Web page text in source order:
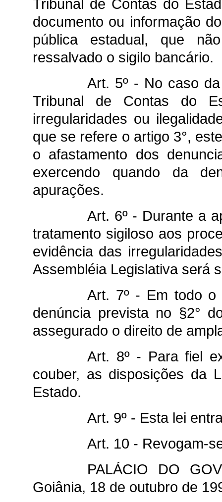
Tribunal de Contas do
documento ou informação
pública estadual, que
ressalvado o sigilo bancário.
Art. 5º - No caso
Tribunal de Contas do
irregularidades ou
que se refere o artigo 3°,
o afastamento dos
exercendo quando da
apurações.
Art. 6º - Durante a
tratamento sigiloso aos
evidência das
Assembléia Legislativa será
Art. 7º - Em todo o
denúncia prevista no §2°
assegurado o direito de
Art. 8º - Para fiel
couber, as disposições da
Estado.
Art. 9º - Esta lei
Art. 10 - Revogam-
PALÁCIO DO
Goiânia, 18 de outubro de